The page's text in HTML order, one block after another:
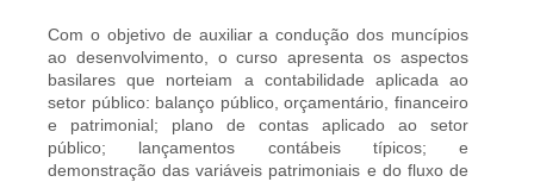
Com o objetivo de auxiliar a condução dos muncípios
ao desenvolvimento, o curso apresenta os aspectos
basilares que norteiam a contabilidade aplicada ao
setor público: balanço público, orçamentário, financeiro
e patrimonial; plano de contas aplicado ao setor
público; lançamentos contábeis típicos; e
demonstração das variáveis patrimoniais e do fluxo de